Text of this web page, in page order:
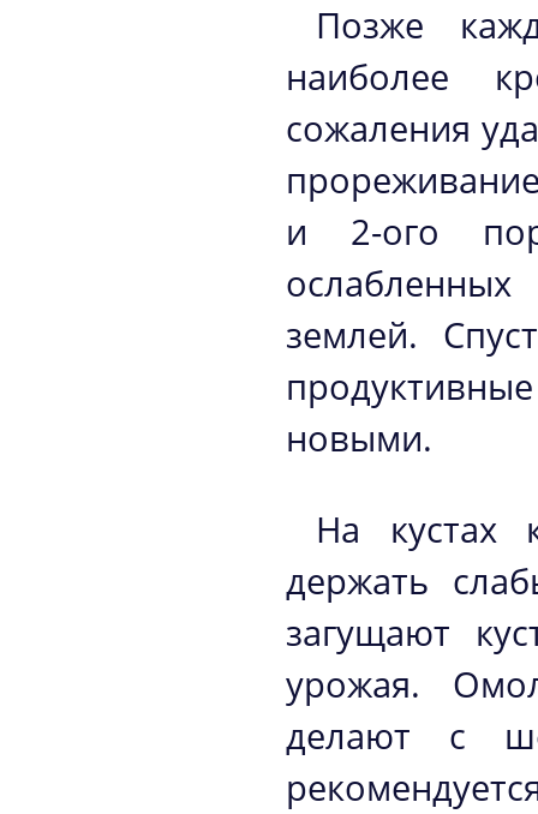
Позже
наиболее
сожаления
и 2-ого
землей.
новыми.
На кустах
держать
загущают
урожая.
делают с